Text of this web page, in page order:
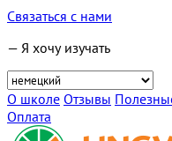
Связаться с нами
— Я хочу изучать
О школе Отзывы
Оплата